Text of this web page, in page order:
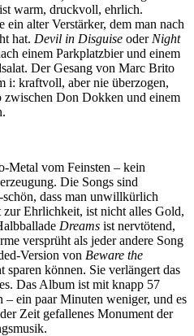
warm, druckvoll, ehrlich.
alter Verstärker, dem man nach
hat. Devil in Disguise oder Night
einem Parkplatzbier und einem
Der Gesang von Marc Brito
i: kraftvoll, aber nie überzogen,
Don Dokken und einem
Metal vom Feinsten – kein
Die Songs sind
dass man unwillkürlich
zur Ehrlichkeit, ist nicht alles Gold,
Dreams ist nervtötend,
versprüht als jeder andere Song
Version von Beware the
sparen können. Sie verlängert das
Das Album ist mit knapp 57
ein paar Minuten weniger, und es
Zeit gefallenes Monument der